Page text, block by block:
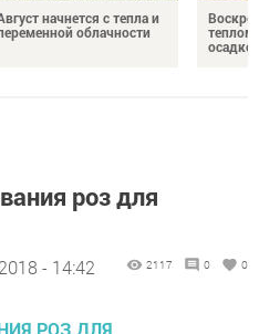
начнется с тепла и
облачности
теплом
роз для
- 14:42 2117 0 0